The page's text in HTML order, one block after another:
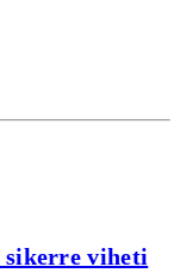
sikerre viheti